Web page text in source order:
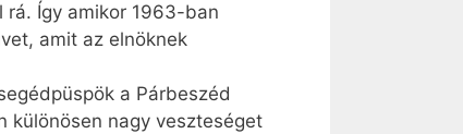
Így amikor 1963-ban
amit az elnöknek
a Párbeszéd
különösen nagy veszteséget